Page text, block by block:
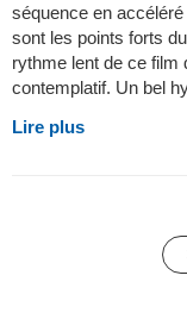
séquence en
sont les points forts
rythme lent de ce film
contemplatif. Un bel
Lire plus